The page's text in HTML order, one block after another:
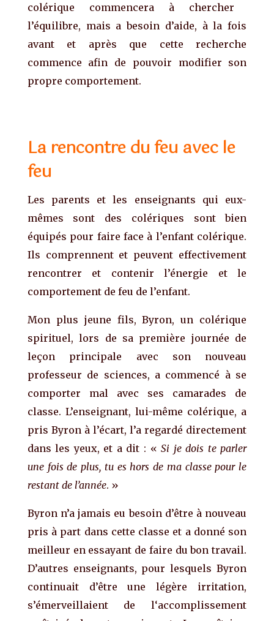
colérique commencera à chercher
l’équilibre, mais a besoin d’aide, à la fois
avant et après que cette recherche
commence afin de pouvoir modifier son
propre comportement.
La rencontre du feu avec le
feu
Les parents et les enseignants qui eux-
mêmes sont des colériques sont bien
équipés pour faire face à l’enfant colérique.
Ils comprennent et peuvent effectivement
rencontrer et contenir l’énergie et le
comportement de feu de l’enfant.
Mon plus jeune fils, Byron, un colérique
spirituel,lors de sa première journée de
leçon principale avec son nouveau
professeur de sciences, a commencé à se
comporter mal avec ses camarades de
classe. L’enseignant, lui-même colérique, a
pris Byron à l’écart, l’a regardé directement
dans les yeux, et a dit : «Si je dois te parler
unefois de plus, tu es hors de ma classe pourle
restant de l’année. »
Byron n’a jamais eu besoin d’être à nouveau
pris à part dans cette classe et a donné son
meilleur en essayant de faire du bon travail.
D’autres enseignants, pour lesquels Byron
continuait d’être une légère irritation,
s’émerveillaient de l‘accomplissement